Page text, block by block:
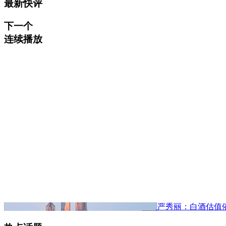
最新快评
下一个
连续播放
严秀丽：白酒估值